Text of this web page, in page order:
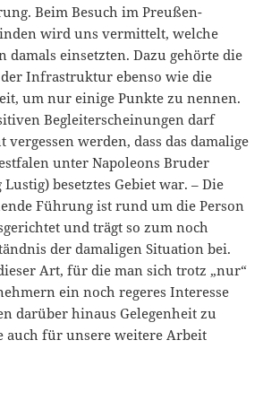
Beim Besuch im Preußen-
wird uns vermittelt, welche
damals einsetzten. Dazu gehörte die
der Infrastruktur ebenso wie die
um nur einige Punkte zu nennen.
Begleiterscheinungen darf
werden, dass das damalige
unter Napoleons Bruder
Lustig) besetztes Gebiet war. – Die
Führung ist rund um die Person
und trägt so zum noch
der damaligen Situation bei.
Art, für die man sich trotz „nur“
ein noch regeres Interesse
darüber hinaus Gelegenheit zu
auch für unsere weitere Arbeit